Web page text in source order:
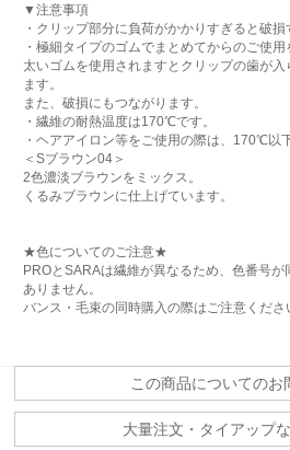
▼注意事項
・クリップ部分に負荷がかかりすぎると破損
・極細タイプのゴムでまとめてからのご使用
太いゴムを使用されますとクリップの歯が
ます。
また、破損にもつながります。
・繊維の耐熱温度は170℃です。
・ヘアアイロン等をご使用の際は、170℃以
＜Sブラウン04＞
2色濃淡ブラウンをミックス。
くるみブラウンに仕上げています。
★色についてのご注意★
PROとSARAは繊維が異なるため、色番号
ありません。
バンス・毛束の同時購入の際はご注意くださ
この商品についてのお
大量注文・タイアップ